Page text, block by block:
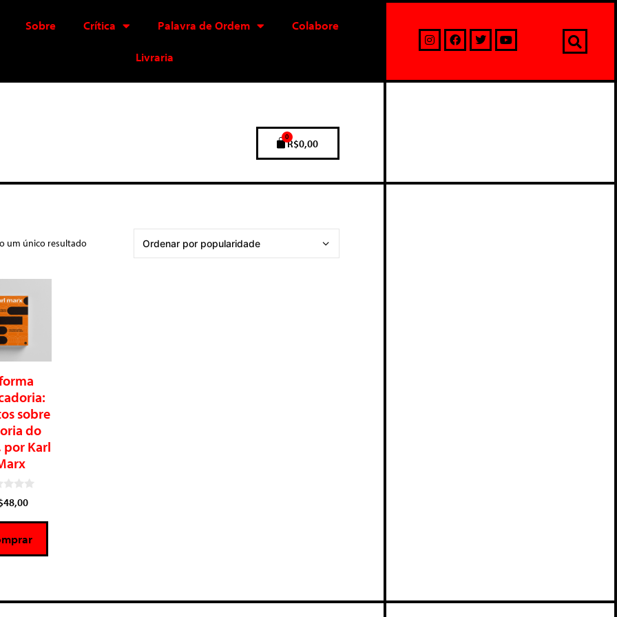
Sobre Crítica Palavra de Ordem Colabore
Livraria
R$0,00
0
um único resultado
sobre
do
por Karl
48,00